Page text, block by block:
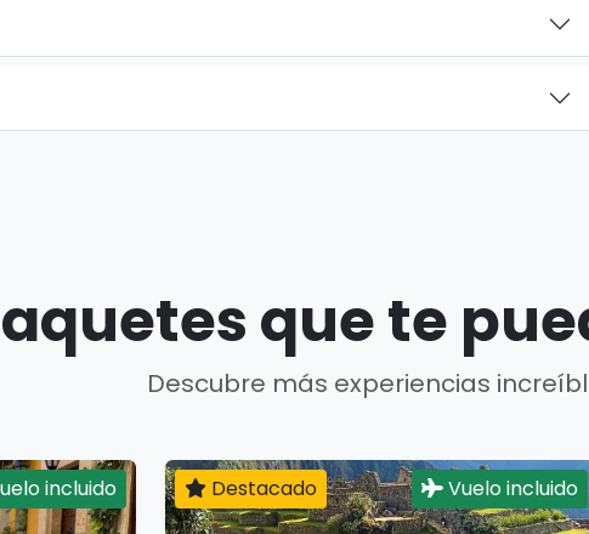
que te
Descubre más experiencias
incluido Destacado Vuelo incluido